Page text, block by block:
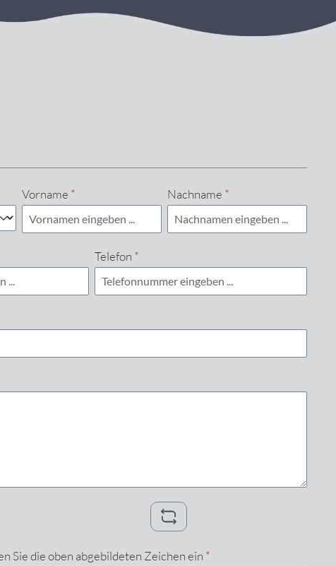
Vorname * Nachname *
Telefon *
Sie die oben abgebildeten Zeichen ein *